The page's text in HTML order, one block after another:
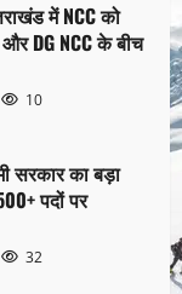
में NCC को
और DG NCC के बीच
10
सरकार का बड़ा
पदों पर
32